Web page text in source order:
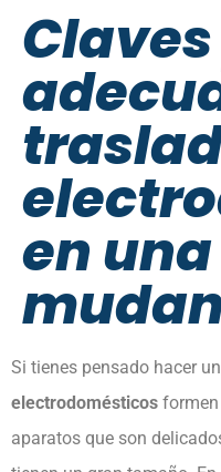
en una
Si tienes pensado hacer
electrodomésticos
aparatos que son